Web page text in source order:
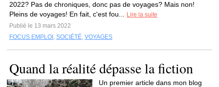
2022? Pas de chroniques, donc pas de voyages? Mais non!
Pleins de voyages! En fait, c'est fou...
Lire la suite
Publié le 13 mars 2022
FOCUS EMPLOI , SOCIÉTÉ, VOYAGES
Quand la réalité dépasse la fiction
Un premier article dans mon blog